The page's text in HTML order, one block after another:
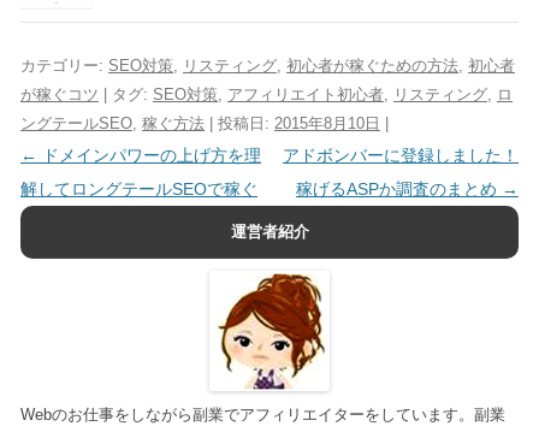
カテゴリー: SEO対策, リスティング, 初心者が稼ぐための方法, 初心者
が稼ぐコツ | タグ: SEO対策, アフィリエイト初心者, リスティング, ロ
ングテールSEO, 稼ぐ方法 | 投稿日: 2015年8月10日
投稿ナビゲーション
←
ドメインパワーの上げ方を理
解してロングテールSEOで稼ぐ
アドボンバーに登録しました！
稼げるASPか調査のまとめ →
運営者紹介
Webのお仕事をしながら副業でアフィリエイターをしています。副業